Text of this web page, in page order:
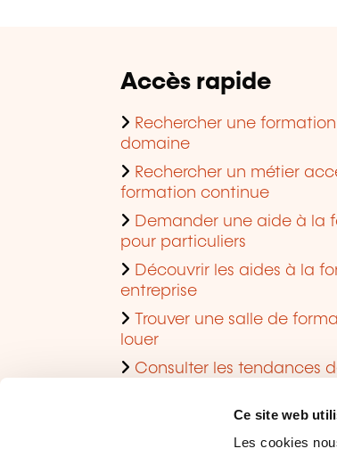
Ce site web
Les cookies
Accès rapide
Rechercher une
domaine
Rechercher un métier
formation continue
Demander une aide à la
pour particuliers
Découvrir les aides à la
entreprise
Trouver une salle de
louer
Consulter les tendances